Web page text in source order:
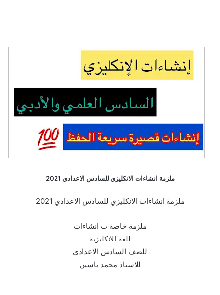
ملزمة انشاءات الانكليزي للسادس الاعدادي 2021
ملزمة انشاءات الانكليزي للسادس الاعدادي 2021
ملزمة خاصة ب انشاءات
للغة الانكليزية
للصف السادس الاعدادي
للاستاذ محمد ياسين